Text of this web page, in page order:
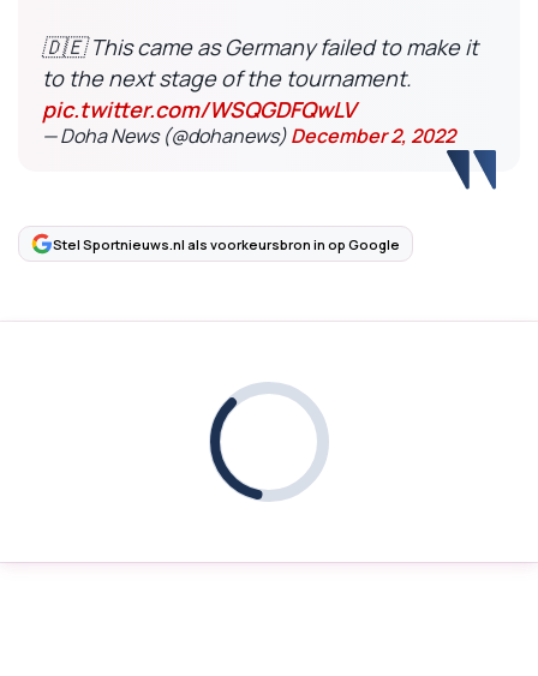
🇩🇪 This came as Germany failed to make it
to the next stage of the tournament.
pic.twitter.com/WSQGDFQwLV
— Doha News (@dohanews)December 2, 2022
Stel Sportnieuws.nl als voorkeursbron in op Google